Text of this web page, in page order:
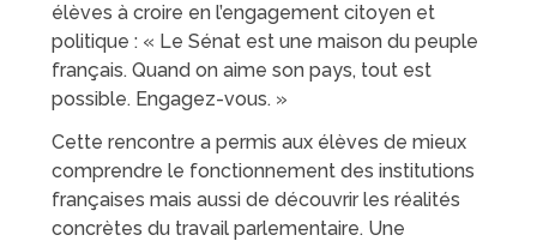
élèves à croire en l’engagement citoyen et
politique : « Le Sénat est une maison du peuple
français. Quand on aime son pays, tout est
possible. Engagez-vous. »
Cette rencontre a permis aux élèves de mieux
comprendre le fonctionnement des institutions
françaises mais aussi de découvrir les réalités
concrètes du travail parlementaire. Une